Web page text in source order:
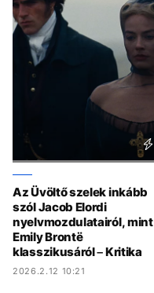
Az Üvöltő szelek inkább
szól Jacob Elordi
nyelvmozdulatairól, mint
Emily Brontë
klasszikusáról – Kritika
2026.2.12 10:21